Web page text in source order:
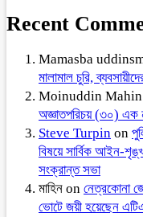
Recent
Mamasba
মালামাল চুরি,
Moinuddin Mahin
অজ্ঞাতপরিচয় (৩০) এক
Steve Turpin on
বিষয়ে সার্বিক আইন-
সংক্রান্ত সভা
মাহিন on নেত্রকোনা
ভোটে জয়ী হয়েছেন